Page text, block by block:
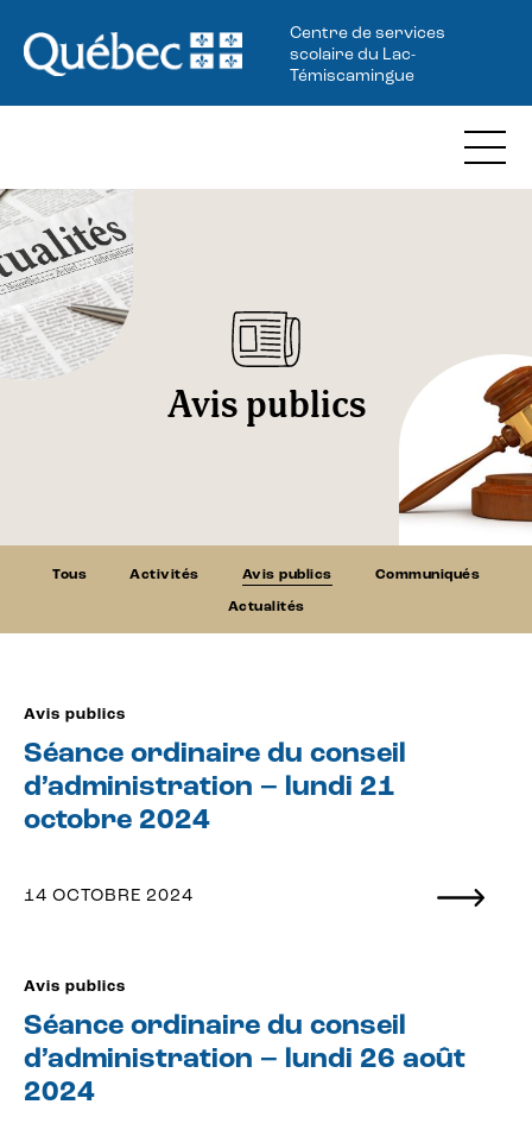
Centre de services
scolaire du Lac-
Témiscamingue
Avis publics
Tous Activités Avis publics Communiqués
Actualités
Avis publics
Séance ordinaire du conseil
d’administration – lundi 21
octobre 2024
14 OCTOBRE 2024
Avis publics
Séance ordinaire du conseil
d’administration – lundi 26 août
2024